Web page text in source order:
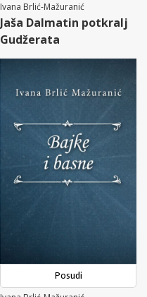
Ivana Brlić-Mažuranić
Jaša Dalmatin potkralj
Gudžerata
Posudi